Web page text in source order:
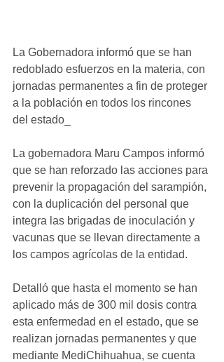
La Gobernadora informó que se han
redoblado esfuerzos en la materia, con
jornadas permanentes a fin de proteger
a la población en todos los rincones
del estado_
La gobernadora Maru Campos informó
que se han reforzado las acciones para
prevenir la propagación del sarampión,
con la duplicación del personal que
integra las brigadas de inoculación y
vacunas que se llevan directamente a
los campos agrícolas de la entidad.
Detalló que hasta el momento se han
aplicado más de 300 mil dosis contra
esta enfermedad en el estado, que se
realizan jornadas permanentes y que
mediante MediChihuahua, se cuenta